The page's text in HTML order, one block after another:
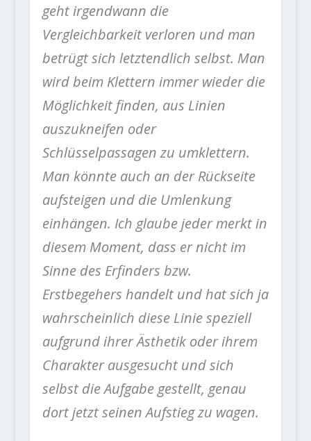
geht irgendwann die
Vergleichbarkeit verloren und man
betrügt sich letztendlich selbst. Man
wird beim Klettern immer wieder die
Möglichkeit finden, aus Linien
auszukneifen oder
Schlüsselpassagen zu umklettern.
Man könnte auch an der Rückseite
aufsteigen und die Umlenkung
einhängen. Ich glaube jeder merkt in
diesem Moment, dass er nicht im
Sinne des Erfinders bzw.
Erstbegehers handelt und hat sich ja
wahrscheinlich diese Linie speziell
aufgrund ihrer Ästhetik oder ihrem
Charakter ausgesucht und sich
selbst die Aufgabe gestellt, genau
dort jetzt seinen Aufstieg zu wagen.